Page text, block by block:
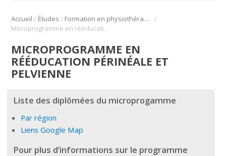
Accueil / Études / Formation en physiothérapie
/
Microprogramme en rééducation périnéale et pelvienne
MICROPROGRAMME EN
RÉÉDUCATION PÉRINÉALE ET
PELVIENNE
Liste des diplômées du microprogamme
Par région
Liens Google Map
Pour plus d’informations sur le programme